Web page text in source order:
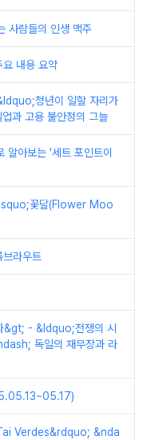
사람들의 인생 맥주
요 내용 요약
청년이 일할 자리가
과 고용 불안정의 그늘
아보는 '세트 포인트이
꽃달(Flower Moo
라우트
&gt; - &ldquo;전쟁의 시
독일의 재무장과 라
Verdes&rdquo; &nda